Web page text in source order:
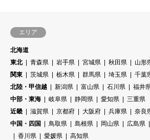
エリア
北海道
東北
青森県 岩手県 宮城県 秋田県 山形
関東
茨城県 栃木県 群馬県 埼玉県 千葉
北陸・甲信越
新潟県 富山県 石川県 福井
中部・東海
岐阜県 静岡県 愛知県
三重県
近畿
滋賀県 京都府 大阪府 兵庫県 奈良
中国・四国
鳥取県 島根県 岡山県 広島県
香川県
愛媛県
高知県